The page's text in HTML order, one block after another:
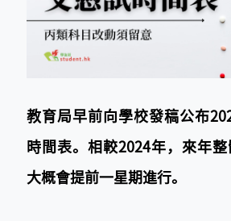
教育局早前向學校發稿公布
時間表。相較2024年，來年整
大概會提前一星期進行。